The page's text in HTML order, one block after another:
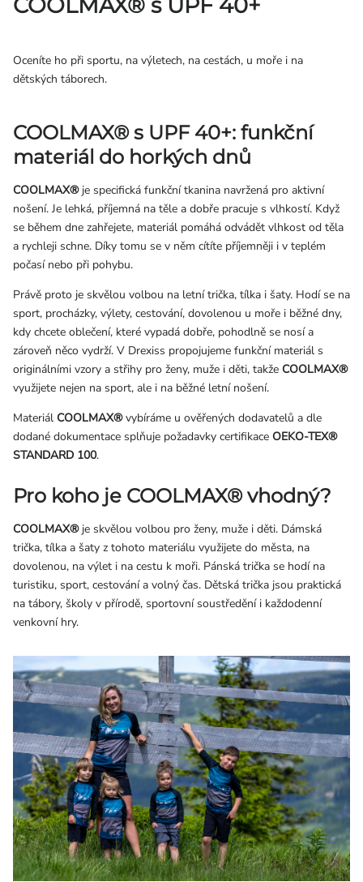
Přihlášení
Oceníte ho při sportu, na výletech, na cestách, u moře i na
dětských táborech.
COOLMAX® s UPF 40+: funkční
materiál do horkých dnů
COOLMAX®je specifická funkční tkanina navržená pro aktivní
nošení. Je lehká, příjemná na těle a dobře pracuje s vlhkostí. Když
se během dne zahřejete, materiál pomáhá odvádět vlhkost od těla
a rychleji schne. Díky tomu se v něm cítíte příjemněji i v teplém
počasí nebo při pohybu.
Právě proto je skvělou volbou na letní trička, tílka i šaty. Hodí se na
sport, procházky, výlety, cestování, dovolenou u moře i běžné dny,
kdy chcete oblečení, které vypadá dobře, pohodlně se nosí a
zároveň něco vydrží. V Drexiss propojujeme funkční materiál s
originálními vzory a střihy pro ženy, muže i děti, takže COOLMAX®
využijete nejen na sport, ale i na běžné letní nošení.
Materiál COOLMAX®vybíráme u ověřených dodavatelů a dle
dodané dokumentace splňuje požadavky certifikace OEKO-TEX®
STANDARD 100.
Pro koho je COOLMAX® vhodný?
COOLMAX®je skvělou volbou pro ženy, muže i děti. Dámská
trička, tílka a šaty z tohoto materiálu využijete do města, na
dovolenou, na výlet i na cestu k moři. Pánská trička se hodí na
turistiku, sport, cestování a volný čas. Dětská trička jsou praktická
na tábory, školy v přírodě, sportovní soustředění i každodenní
venkovní hry.